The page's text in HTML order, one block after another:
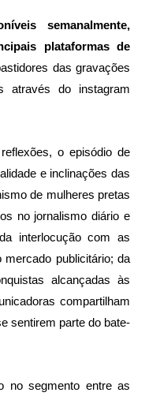
semanalmente,
plataformas de
das gravações
o episódio de
e inclinações das
de mulheres pretas
no jornalismo diário e
interlocução com as
mercado publicitário; da
alcançadas às
compartilham
sentirem parte do bate-
no segmento entre as